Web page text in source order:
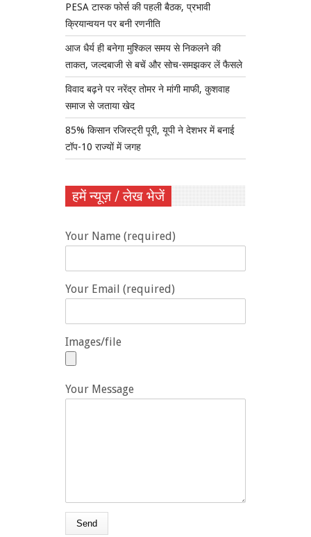
PESA टास्क फोर्स की पहली बैठक, प्रभावी
क्रियान्वयन पर बनी रणनीति
आज धैर्य ही बनेगा मुश्किल समय से निकलने की
ताकत, जल्दबाजी से बचें और सोच-समझकर लें फैसले
विवाद बढ़ने पर नरेंद्र तोमर ने मांगी माफी, कुशवाह
समाज से जताया खेद
85% किसान रजिस्ट्री पूरी, यूपी ने देशभर में बनाई
टॉप-10 राज्यों में जगह
हमें न्यूज़ / लेख भेजें
Your Name (required)
Your Email (required)
Images/file
Your Message